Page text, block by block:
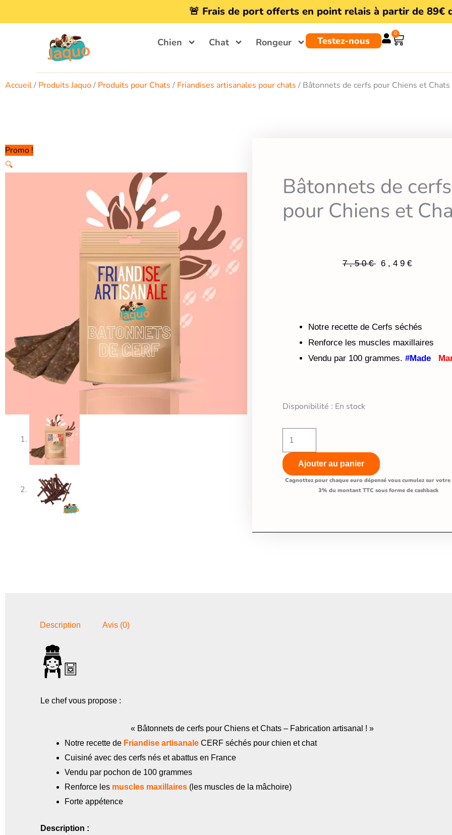
au
🚨 Frais de port offerts en point relais à partir de 89€
Chien Chat Rongeur Testez-nous
0
Panier
Accueil/ Produits Jaquo/ Produits pour Chats / Friandises artisanales pour chats / Bâtonnets de cerfs pour Chiens et Chats
Promo !
🔍
Bâtonnets de cerfs
pour Chiens et
7,50€ Le prix initial était : 7,50€.
6,49 €
Notre recette de Cerfs séchés
Renforce les muscles maxillaires
Vendu par 100 grammes. #Made
Disponibilité : En stock
quantité
Bâtonnets
de
cerfs
pour
Ajouter au panier
Cagnottez pour chaque euro dépensé vous cumulez sur votre
3% du montant TTC sous forme de cashback
Description Avis (0)
Le chef vous propose :
« Bâtonnets de cerfs pour Chiens et Chats – Fabrication artisanal ! »
Notre recette de Friandise artisanale CERF séchés pour chien et chat
Cuisiné avec des cerfs nés et abattus en France
Vendu par pochon de 100 grammes
Renforce les muscles maxillaires (les muscles de la mâchoire)
Forte appétence
Description :